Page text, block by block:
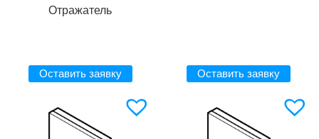
Отражатель
Оставить заявку Оставить заявку